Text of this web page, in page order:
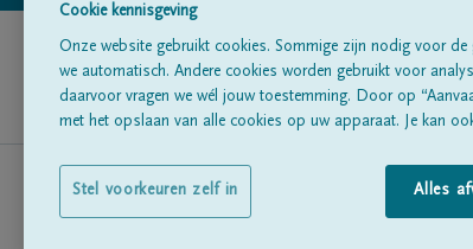
Alle
Cookie kennisgeving
Onze website gebruikt cookies. Sommige zijn nodig voor de
we automatisch. Andere cookies worden gebruikt voor
daarvoor vragen we wél jouw toestemming. Door op
met het opslaan van alle cookies op uw apparaat. Je kan
Alles
Stel voorkeuren zelf in